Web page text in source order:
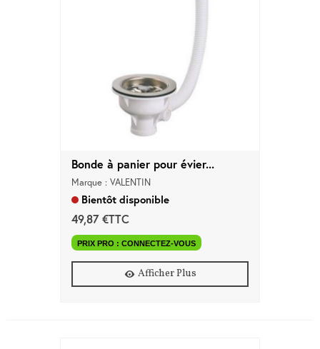
Bonde à panier pour évier...
Marque : VALENTIN
Bientôt disponible
49,87 €TTC
PRIX PRO : CONNECTEZ-VOUS
Afficher Plus